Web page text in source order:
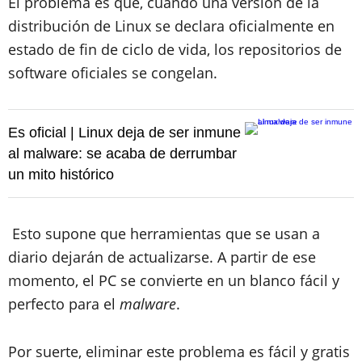
distribución de Linux se declara oficialmente en
estado de fin de ciclo de vida, los repositorios de
software oficiales se congelan.
Es oficial | Linux deja de ser inmune
al malware: se acaba de derrumbar
un mito histórico
Esto supone que herramientas que se usan a
diario dejarán de actualizarse. A partir de ese
momento, el PC se convierte en un blanco fácil y
perfecto para el malware.
Por suerte, eliminar este problema es fácil y gratis